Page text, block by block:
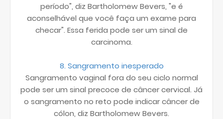
período", diz Bartholomew Bevers, "e é
aconselhável que você faça um exame para
checar". Essa ferida pode ser um sinal de
carcinoma.
8. Sangramento inesperado
Sangramento vaginal fora do seu ciclo normal
pode ser um sinal precoce de câncer cervical. Já
o sangramento no reto pode indicar câncer de
cólon, diz Bartholomew Bevers.